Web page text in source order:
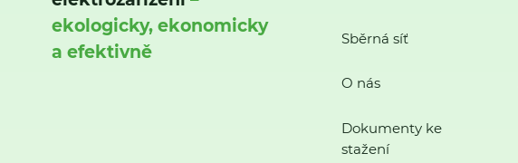
ekologicky, ekonomicky
a efektivně
Sběrná síť
O nás
Dokumenty ke
stažení